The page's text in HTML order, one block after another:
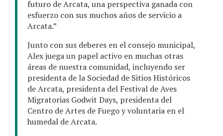
futuro de Arcata, una perspectiva ganada con
esfuerzo con sus muchos años de servicio a
Arcata.”
Junto con sus deberes en el consejo municipal,
Alex juega un papel activo en muchas otras
áreas de nuestra comunidad, incluyendo ser
presidenta de la Sociedad de Sitios Históricos
de Arcata, presidenta del Festival de Aves
Migratorias Godwit Days, presidenta del
Centro de Artes de Fuego y voluntaria en el
humedal de Arcata.